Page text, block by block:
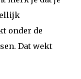
onder de
Dat wekt